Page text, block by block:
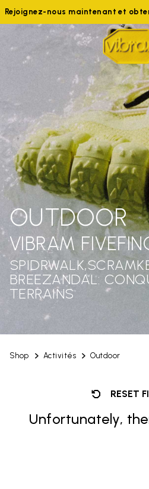
Rejoignez-nous maintenant et
Shop Activités Outdoor
OUTDOOR
VIBRAM
BREEZANDAL:
TERRAINS
RESET
Unfortunately,